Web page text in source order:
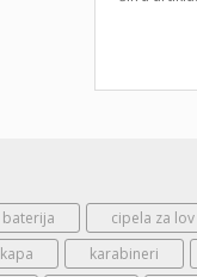
baterija cipela za lov
kapa karabineri